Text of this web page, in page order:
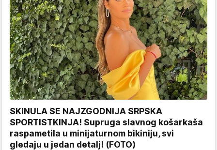
SKINULA SE NAJZGODNIJA SRPSKA
SPORTISTKINJA! Supruga slavnog košarkaša
raspametila u minijaturnom bikiniju, svi
gledaju u jedan detalj! (FOTO)